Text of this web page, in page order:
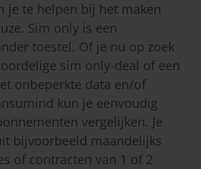
je te helpen bij het maken
Sim only is een
toestel. Of je nu op zoek
sim only-deal of een
onbeperkte data en/of
kun je eenvoudig
vergelijken. Je
bijvoorbeeld maandelijks
of contracten van 1 of 2